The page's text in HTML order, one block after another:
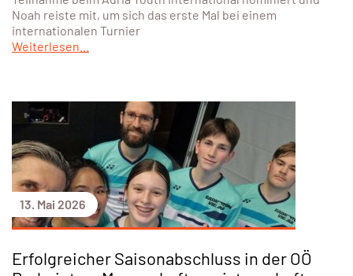
Noah reiste mit, um sich das erste Mal bei einem
internationalen Turnier
Weiterlesen...
13. Mai 2026
Erfolgreicher Saisonabschluss in der OÖ